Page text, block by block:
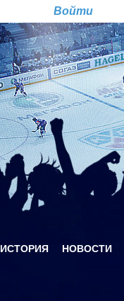
ИСТОРИЯ НОВОСТИ